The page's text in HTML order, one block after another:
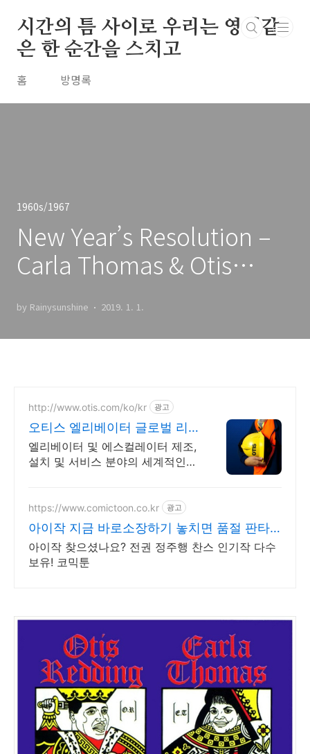
시간의 틈 사이로 우리는 영원같
은 한 순간을 스치고
홈 방명록
1960s/1967
New Year’s Resolution –
Carla Thomas & Otis
by Rainysunshine 2019. 1. 1.
http://www.otis.com/ko/kr 광고
오티스 엘리베이터 글로벌 리
딩기업
엘리베이터 및 에스컬레이터 제조,
설치 및 서비스 분야의 세계적인
https://www.comictoon.co.kr 광고
아이작 지금 바로소장하기 놓치면 품절 판타
지 전권세트
아이작 찾으셨나요? 전권 정주행 찬스 인기작 다수
보유! 코믹툰